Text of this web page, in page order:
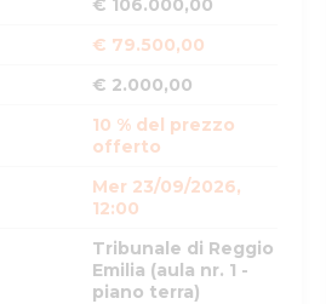
€ 106.000,00
€ 79.500,00
€ 2.000,00
10 % del prezzo
offerto
Mer 23/09/2026,
12:00
Tribunale di Reggio
Emilia (aula nr. 1 -
piano terra)